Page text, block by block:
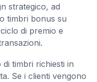
strategico, ad
timbri bonus su
di premio e
timbri richiesti in
Se i clienti vengono